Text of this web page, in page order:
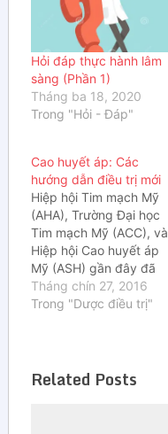
Hỏi đáp thực hành lâm
sàng (Phần 1)
Tháng ba 18, 2020
Trong "Hỏi - Đáp"
Cao huyết áp: Các
hướng dẫn điều trị mới
Hiệp hội Tim mạch Mỹ
(AHA), Trường Đại học
Tim mạch Mỹ (ACC), và
Hiệp hội Cao huyết áp
Mỹ (ASH) gần đây đã
đưa ra khuyến cáo mới
trong điều trị tăng huyết
quỵ, hoặc các…
Tháng chín 27, 2016
Trong "Dược điều trị"
Related Posts